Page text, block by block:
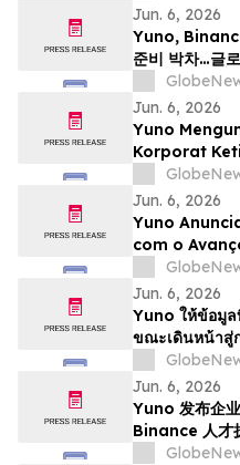
Jun. 6, 2026
Yuno,
준비 박차…글
Jun. 6, 2026
Yuno
Korporat
Pelancaran,
Kepimpinan
dan
Pasaran
Jun. 6, 2026
Yuno
com o
Liderança
Posiciona
Mercado
Jun. 6, 2026
Yuno ให้ข้อมูล
ขณะเดินหน้าสู่
บุคลากรที่มีคว
ตำแหน่งเพื่อรอ
รณ์ทั่วโล…
Jun. 6, 2026
Yuno 发布企
Binance 人才